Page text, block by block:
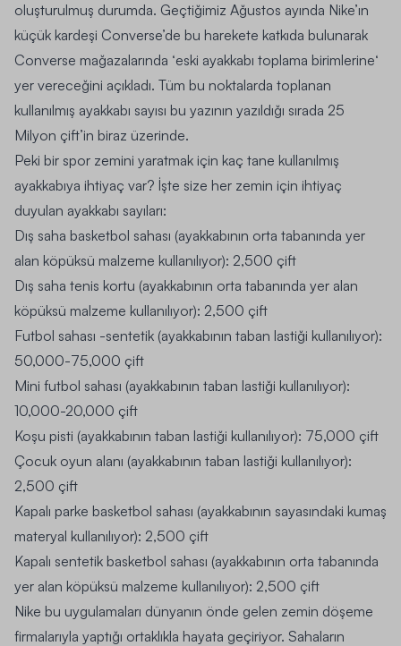
oluşturulmuş durumda. Geçtiğimiz Ağustos ayında Nike’ın
küçük kardeşi Converse’de bu harekete katkıda bulunarak
Converse mağazalarında ‘eski ayakkabı toplama birimlerine‘
yer vereceğini açıkladı. Tüm bu noktalarda toplanan
kullanılmış ayakkabı sayısı bu yazının yazıldığı sırada 25
Milyon çift’in biraz üzerinde.
Peki bir spor zemini yaratmak için kaç tane kullanılmış
ayakkabıya ihtiyaç var? İşte size her zemin için ihtiyaç
duyulan ayakkabı sayıları:
Dış saha basketbol sahası (ayakkabının orta tabanında yer
alan köpüksü malzeme kullanılıyor): 2,500 çift
Dış saha tenis kortu (ayakkabının orta tabanında yer alan
köpüksü malzeme kullanılıyor): 2,500 çift
Futbol sahası -sentetik (ayakkabının taban lastiği kullanılıyor):
50,000-75,000 çift
Mini futbol sahası (ayakkabının taban lastiği kullanılıyor):
10,000-20,000 çift
Koşu pisti (ayakkabının taban lastiği kullanılıyor): 75,000 çift
Çocuk oyun alanı (ayakkabının taban lastiği kullanılıyor):
2,500 çift
Kapalı parke basketbol sahası (ayakkabının sayasındaki kumaş
materyal kullanılıyor): 2,500 çift
Kapalı sentetik basketbol sahası (ayakkabının orta tabanında
yer alan köpüksü malzeme kullanılıyor): 2,500 çift
Nike bu uygulamaları dünyanın önde gelen zemin döşeme
firmalarıyla yaptığı ortaklıkla hayata geçiriyor. Sahaların